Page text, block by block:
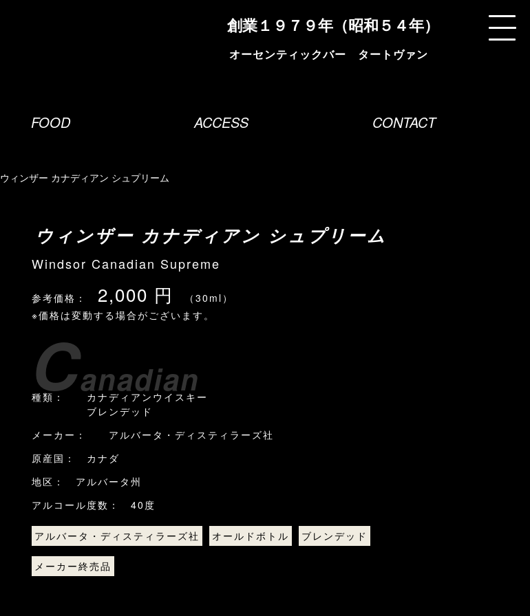
創業１９７９年（昭和５４年）
FOOD ACCESS CONTACT
ウィンザー カナディアン シュプリーム
ウィンザー カナディアン シュプリーム
Windsor Canadian Supreme
参考価格： 2,000 円
（30ml）
※価格は変動する場合がございます。
Canadian
種類： カナディアンウイスキー
ブレンデッド
メーカー： アルバータ・ディスティラーズ社
原産国： カナダ
地区： アルバータ州
アルコール度数： 40度
アルバータ・ディスティラーズ社 オールドボトル ブレンデッド
メーカー終売品